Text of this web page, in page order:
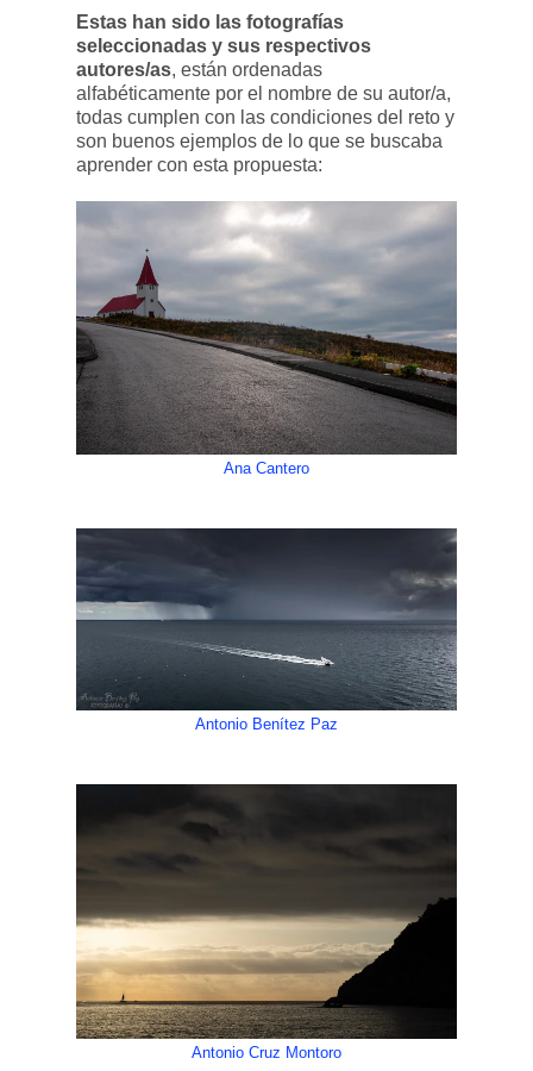
Estas han sido las fotografías
seleccionadas y sus respectivos
autores/as, están ordenadas
alfabéticamente por el nombre de su autor/a,
todas cumplen con las condiciones del reto y
son buenos ejemplos de lo que se buscaba
aprender con esta propuesta:
Ana Cantero
Antonio Benítez Paz
Antonio Cruz Montoro